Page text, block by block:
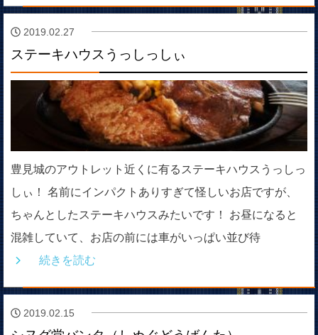
2019.02.27
ステーキハウスうっしっしぃ
豊見城のアウトレット近くに有るステーキハウスうっしっ
しぃ！ 名前にインパクトありすぎて怪しいお店ですが、
ちゃんとしたステーキハウスみたいです！ お昼になると
混雑していて、お店の前には車がいっぱい並び待
続きを読む
2019.02.15